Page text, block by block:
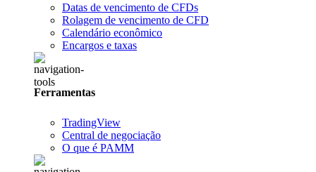
Datas de vencimento de CFDs
Rolagem de vencimento de CFD
Calendário econômico
Encargos e taxas
Ferramentas
TradingView
Central de negociação
O que é PAMM